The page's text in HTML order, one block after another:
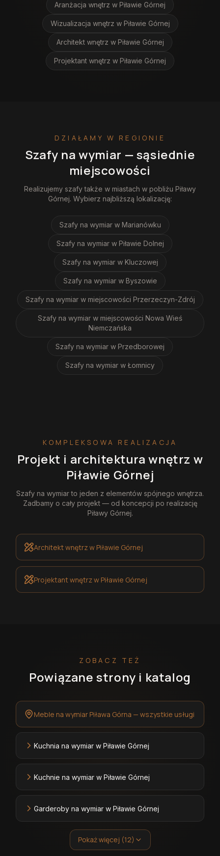
Aranżacja wnętrz w Piławie Górnej
Wizualizacja wnętrz w Piławie Górnej
Architekt wnętrz w Piławie Górnej
Projektant wnętrz w Piławie Górnej
DZIAŁAMY W REGIONIE
Szafy na wymiar — sąsiednie
miejscowości
Realizujemy szafytakże w miastach w pobliżu Piławy
Górnej. Wybierz najbliższą lokalizację:
Szafy na wymiar w Marianówku
Szafy na wymiar w Piławie Dolnej
Szafy na wymiar w Kluczowej
Szafy na wymiar w Byszowie
Szafy na wymiar w miejscowości Przerzeczyn-Zdrój
Szafy na wymiar w miejscowości Nowa Wieś
Niemczańska
Szafy na wymiar w Przedborowej
Szafy na wymiar w Łomnicy
KOMPLEKSOWA REALIZACJA
Projekt i architektura wnętrz w
Piławie Górnej
Szafy na wymiarto jeden z elementów spójnego wnętrza.
Zadbamy o cały projekt — od koncepcji po realizację
Piławy Górnej.
Architekt wnętrzw Piławie Górnej
Projektant wnętrzw Piławie Górnej
ZOBACZ TEŻ
Powiązane strony i katalog
Meble na wymiar Piława Górna — wszystkie usługi
Kuchnia na wymiar w Piławie Górnej
Kuchnie na wymiar w Piławie Górnej
Garderoby na wymiar w Piławie Górnej
Pokaż więcej (12)